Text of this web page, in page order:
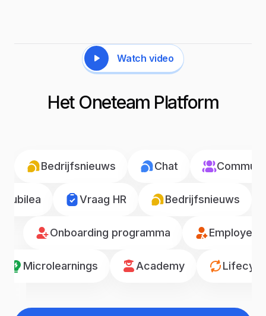
Watch video
Het Oneteam Platform
Bedrijfsnieuws Chat
Jubilea Vraag HR Bedrijfsnieuws
Onboarding programma Employee
Microlearnings Academy